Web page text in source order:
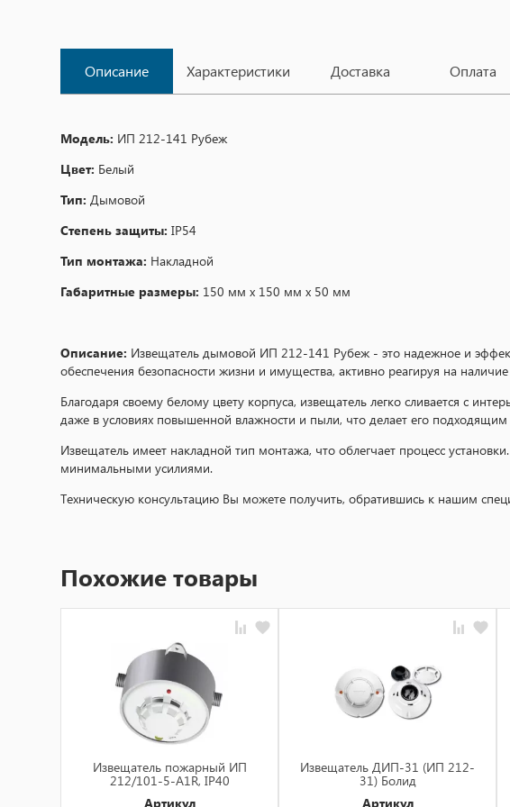
Описание Характеристики Доставка Оплата
Модель: ИП 212-141 Рубеж
Цвет: Белый
Тип: Дымовой
Степень защиты: IP54
Тип монтажа: Накладной
Габаритные размеры: 150 мм х 150 мм х 50 мм
Описание: Извещатель дымовой ИП 212-141 Рубеж - это надежное и
обеспечения безопасности жизни и имущества, активно реагируя на
Благодаря своему белому цвету корпуса, извещатель легко сливается с
даже в условиях повышенной влажности и пыли, что делает его
Извещатель имеет накладной тип монтажа, что облегчает процесс
минимальными усилиями.
Техническую консультацию Вы можете получить, обратившись к нашим
Похожие товары
Извещатель пожарный ИП
212/101-5-A1R, IP40
Артикул
Извещатель ДИП-31 (ИП 212-
31) Болид
Артикул